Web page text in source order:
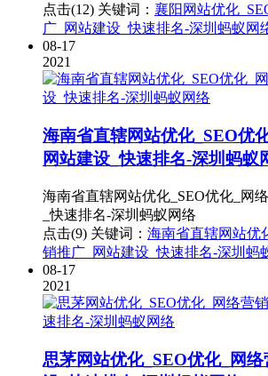
点击(12) 关键词： 襄阳网站优化
广_网站建设_快速排名-深圳蚂蚁网
08-17
2021
海南省直辖网站优化_SEO优
网站建设_快速排名-深圳蚂蚁
海南省直辖网站优化_SEO优化_网
_快速排名-深圳蚂蚁网络
点击(9) 关键词： 海南省直辖网站优
销推广_网站建设_快速排名-深圳蚂
08-17
2021
思茅网站优化_SEO优化_网